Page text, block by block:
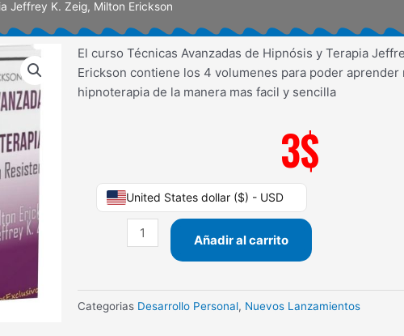
Jeffrey K. Zeig, Milton Erickson
El curso Técnicas Avanzadas de Hipnósis y Terapia
Erickson contiene los 4 volumenes para poder aprender
hipnoterapia de la manera mas facil y sencilla
3$
United States dollar ($) - USD
Técnicas
Avanzadas
Hipnósis
Terapia
Jeffrey
Añadir al carrito
Categorias Desarrollo Personal, Nuevos Lanzamientos